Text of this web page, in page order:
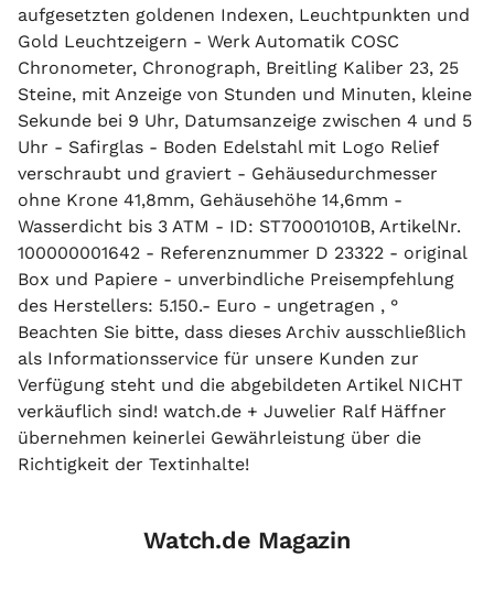
aufgesetzten goldenen Indexen, Leuchtpunkten und
Gold Leuchtzeigern - Werk Automatik COSC
Chronometer, Chronograph, Breitling Kaliber 23, 25
Steine, mit Anzeige von Stunden und Minuten, kleine
Sekunde bei 9 Uhr, Datumsanzeige zwischen 4 und 5
Uhr - Safirglas - Boden Edelstahl mit Logo Relief
verschraubt und graviert - Gehäusedurchmesser
ohne Krone 41,8mm, Gehäusehöhe 14,6mm -
Wasserdicht bis 3 ATM - ID: ST70001010B, ArtikelNr.
100000001642 - Referenznummer D 23322 - original
Box und Papiere - unverbindliche Preisempfehlung
des Herstellers: 5.150.- Euro - ungetragen , °
Beachten Sie bitte, dass dieses Archiv ausschließlich
als Informationsservice für unsere Kunden zur
Verfügung steht und die abgebildeten Artikel NICHT
verkäuflich sind! watch.de + Juwelier Ralf Häffner
übernehmen keinerlei Gewährleistung über die
Richtigkeit der Textinhalte!
Watch.de Magazin